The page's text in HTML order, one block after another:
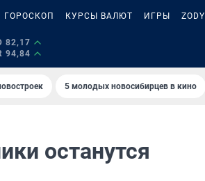
ГОРОСКОП КУРСЫ ВАЛЮТ ИГРЫ ZODY
82,17
94,84
5 молодых новосибирцев в кино
останутся